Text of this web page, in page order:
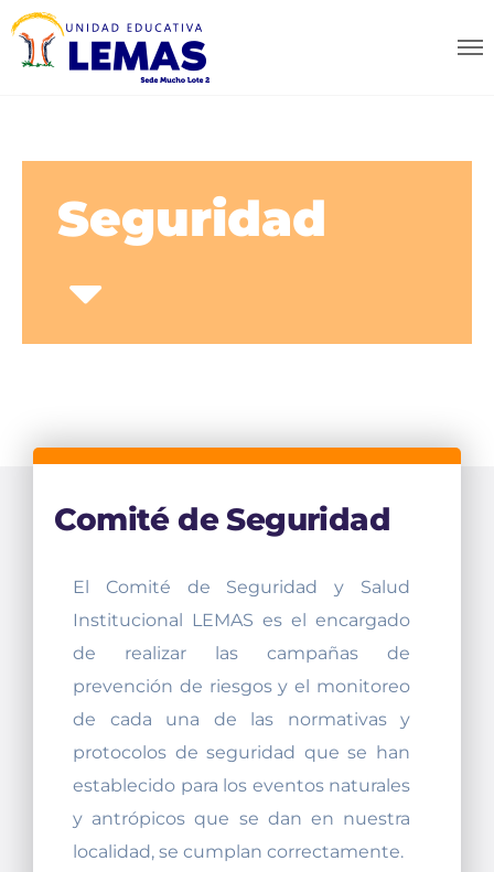
Seguridad
Comité de Seguridad
El Comité de Seguridad y Salud
Institucional LEMAS es el encargado
de realizar las campañas de
prevención de riesgos y el monitoreo
de cada una de las normativas y
protocolos de seguridad que se han
establecido para los eventos naturales
y antrópicos que se dan en nuestra
localidad, se cumplan correctamente.